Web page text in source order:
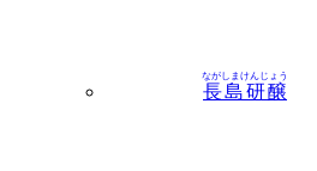
長島研醸
ながしまけんじょう